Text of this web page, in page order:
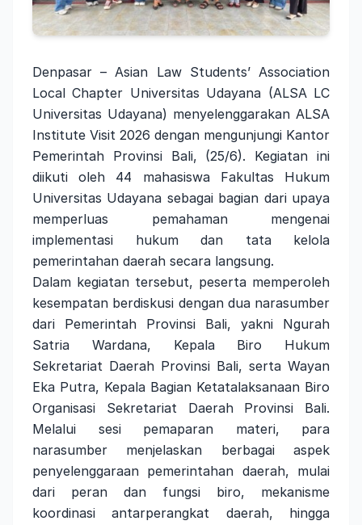
Denpasar – Asian Law Students’ Association
Local Chapter Universitas Udayana (ALSA LC
Universitas Udayana) menyelenggarakan ALSA
Institute Visit 2026 dengan mengunjungi Kantor
Pemerintah Provinsi Bali, (25/6). Kegiatan ini
diikuti oleh 44 mahasiswa Fakultas Hukum
Universitas Udayana sebagai bagian dari upaya
memperluas pemahaman mengenai
implementasi hukum dan tata kelola
pemerintahan daerah secara langsung.
Dalam kegiatan tersebut, peserta memperoleh
kesempatan berdiskusi dengan dua narasumber
dari Pemerintah Provinsi Bali, yakni Ngurah
Satria Wardana, Kepala Biro Hukum
Sekretariat Daerah Provinsi Bali, serta Wayan
Eka Putra, Kepala Bagian Ketatalaksanaan Biro
Organisasi Sekretariat Daerah Provinsi Bali.
Melalui sesi pemaparan materi, para
narasumber menjelaskan berbagai aspek
penyelenggaraan pemerintahan daerah, mulai
dari peran dan fungsi biro, mekanisme
koordinasi antarperangkat daerah, hingga